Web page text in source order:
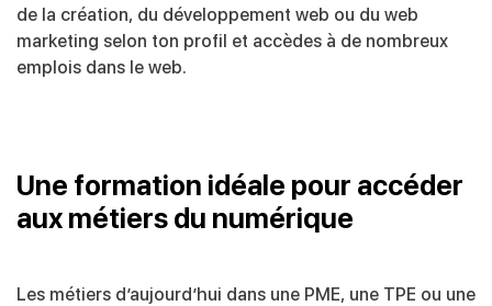
de la création, du développement web ou du web
marketing selon ton profil et accèdes à de nombreux
emplois dans le web.
Une formation idéale pour accéder
aux métiers du numérique
Les métiers d’aujourd’hui dans une PME, une TPE ou une